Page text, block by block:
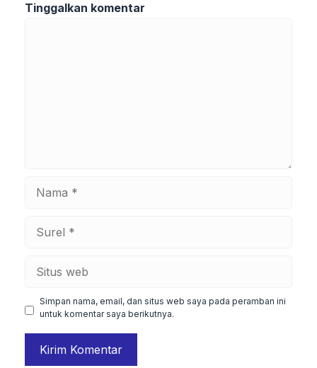
Tinggalkan komentar
Simpan nama, email, dan situs web saya pada peramban ini
untuk komentar saya berikutnya.